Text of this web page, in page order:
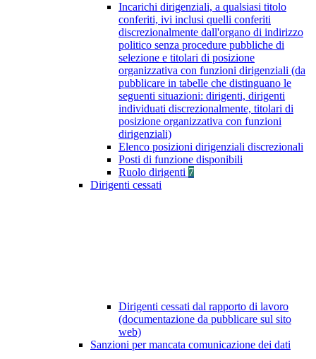
Incarichi dirigenziali, a qualsiasi titolo
conferiti, ivi inclusi quelli conferiti
discrezionalmente dall'organo di indirizzo
politico senza procedure pubbliche di
selezione e titolari di posizione
organizzativa con funzioni dirigenziali (da
pubblicare in tabelle che distinguano le
seguenti situazioni: dirigenti, dirigenti
individuati discrezionalmente, titolari di
posizione organizzativa con funzioni
dirigenziali)
Elenco posizioni dirigenziali discrezionali
Posti di funzione disponibili
Ruolo dirigenti 7
Dirigenti cessati
Dirigenti cessati dal rapporto di lavoro
(documentazione da pubblicare sul sito
web)
Sanzioni per mancata comunicazione dei dati